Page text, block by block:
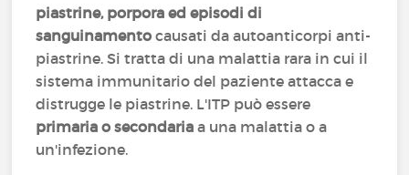
piastrine, porpora ed episodi di
sanguinamento causati da autoanticorpi anti-
piastrine. Si tratta di una malattia rara in cui il
sistema immunitario del paziente attacca e
distrugge le piastrine. L'ITP può essere
primaria o secondariaa una malattia o a
un'infezione.